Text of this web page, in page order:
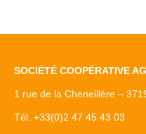
SOCIÉTÉ COOPÉRATIVE
1 rue de la Cheneillère –
Tél. +33(0)2 47 45 43 03